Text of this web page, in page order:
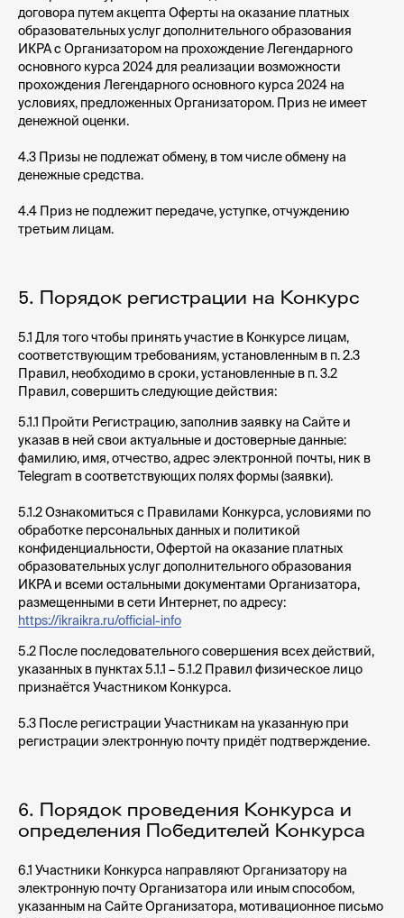
договора путем акцепта Оферты на оказание платных
образовательных услуг дополнительного образования
ИКРА с Организатором на прохождение Легендарного
основного курса 2024 для реализации возможности
прохождения Легендарного основного курса 2024 на
условиях, предложенных Организатором. Приз не имеет
денежной оценки.
4.3 Призы не подлежат обмену, в том числе обмену на
денежные средства.
4.4 Приз не подлежит передаче, уступке, отчуждению
третьим лицам.
5. Порядок регистрации на Конкурс
5.1 Для того чтобы принять участие в Конкурсе лицам,
соответствующим требованиям, установленным в п. 2.3
Правил, необходимо в сроки, установленные в п. 3.2
Правил, совершить следующие действия:
5.1.1 Пройти Регистрацию, заполнив заявку на Сайте и
указав в ней свои актуальные и достоверные данные:
фамилию, имя, отчество, адрес электронной почты, ник в
Telegram в соответствующих полях формы (заявки).
5.1.2 Ознакомиться с Правилами Конкурса, условиями по
обработке персональных данных и политикой
конфиденциальности, Офертой на оказание платных
образовательных услуг дополнительного образования
ИКРА и всеми остальными документами Организатора,
размещенными в сети Интернет, по адресу:
https://ikraikra.ru/official-info
5.2 После последовательного совершения всех действий,
указанных в пунктах 5.1.1 – 5.1.2 Правил физическое лицо
признаётся Участником Конкурса.
5.3 После регистрации Участникам на указанную при
регистрации электронную почту придёт подтверждение.
6. Порядок проведения Конкурса и
определения Победителей Конкурса
6.1 Участники Конкурса направляют Организатору на
электронную почту Организатора или иным способом,
указанным на Сайте Организатора, мотивационное письмо